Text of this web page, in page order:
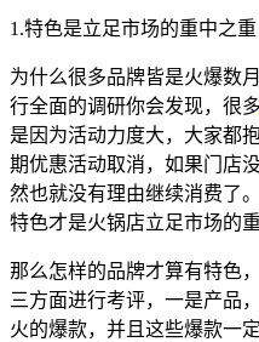
1.特色是立足市场的重中之重
为什么很多品牌皆是火爆数
行全面的调研你会发现，很多
是因为活动力度大，大家都
期优惠活动取消，如果门店
然也就没有理由继续消费了
特色才是火锅店立足市场的重
那么怎样的品牌才算有特色
三方面进行考评，一是产品
火的爆款，并且这些爆款一